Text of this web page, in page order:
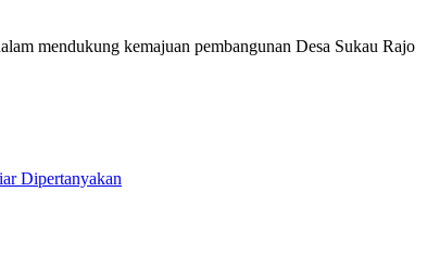
mendukung kemajuan pembangunan Desa Sukau Rajo
Dipertanyakan